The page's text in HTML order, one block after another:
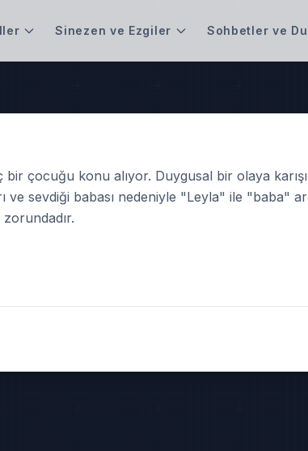
Sinezen ve Ezgiler Sohbetler ve
bir çocuğu konu alıyor. Duygusal bir olaya
ve sevdiği babası nedeniyle "Leyla" ile "baba"